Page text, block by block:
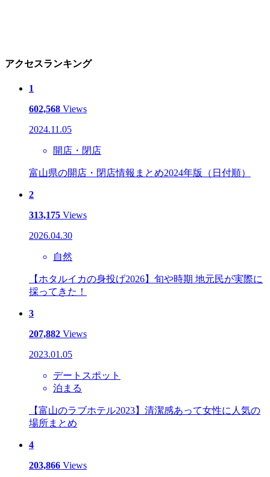
アクセスランキング
1
602,568 Views
2024.11.05
開店・閉店
富山県の開店・閉店情報まとめ2024年版（日付順）
2
313,175 Views
2026.04.30
自然
【ホタルイカの身投げ2026】旬や時期 地元民が実際に
採ってきた！
3
207,882 Views
2023.01.05
デートスポット
泊まる
【富山のラブホテル2023】清潔感あって女性に人気の
場所まとめ
4
203,866 Views